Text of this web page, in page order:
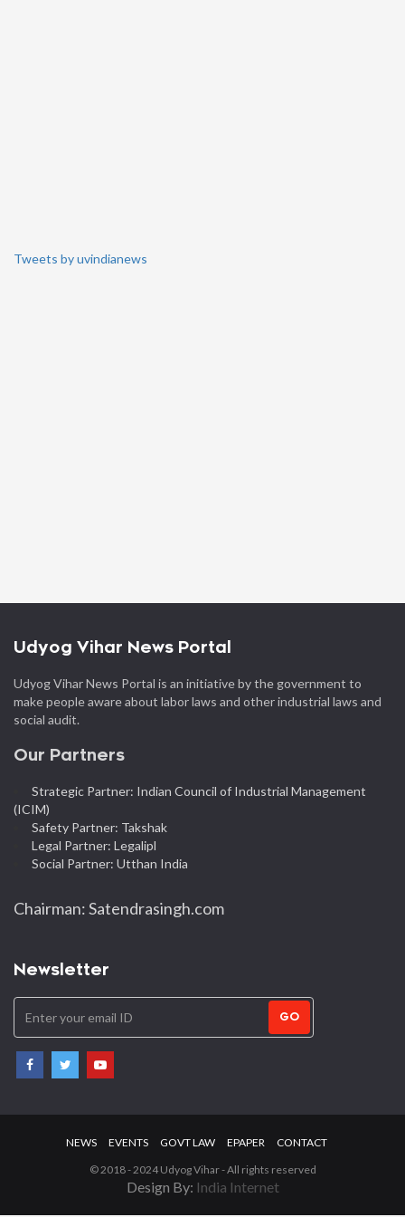
Tweets by uvindianews
Udyog Vihar News Portal
Udyog Vihar News Portal is an initiative by the government to
make people aware about labor laws and other industrial laws and
social audit.
Our Partners
Strategic Partner: Indian Council of Industrial Management
(ICIM)
Safety Partner: Takshak
Legal Partner: Legalipl
Social Partner: Utthan India
Chairman: Satendrasingh.com
Newsletter
GO
NEWS EVENTS GOVT LAW EPAPER
CONTACT
© 2018 - 2024 Udyog Vihar - All rights reserved
Design By: India Internet